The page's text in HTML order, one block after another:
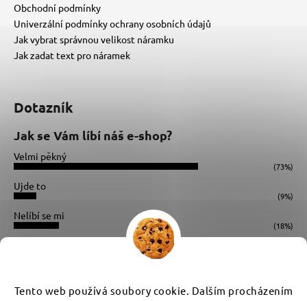
Tento web používá soubory cookie. Dalším procházením
Obchodní podmínky
Univerzální podmínky ochrany osobních údajů
Jak vybrat správnou velikost náramku
Jak zadat text pro náramek
Dotazník
Jak se Vám líbí náš e-shop?
Velmi pěkný
(73%)
Ujde to
(9%)
Nelíbí se mi
(18%)
Instagram